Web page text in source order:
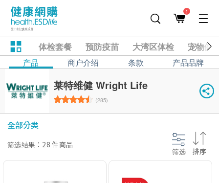
1
体检套餐 预防疫苗 大湾区体检 宠物健
产品 商户介绍 条款 产品品牌
莱特维健 Wright Life
(285)
全部分类
筛选结果：28 件商品
筛选 排序